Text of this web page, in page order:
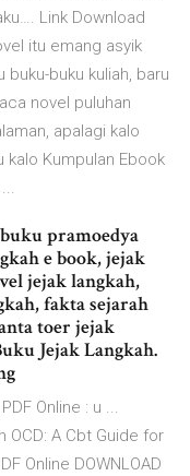
Link Download
itu emang asyik
buku kuliah, baru
novel puluhan
apalagi kalo
kalo Kumpulan Ebook
pramoedya
e book, jejak
jejak langkah,
fakta sejarah
toer jejak
Jejak Langkah.
Online : u ...
OCD: A Cbt Guide for
Online DOWNLOAD